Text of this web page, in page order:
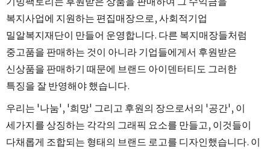
복지사업에 지원하는 편집매장으로, 사회적기업
밀알복지재단이 만들어 운영합니다. 다른 복지매장들처럼
중고품을 판매하는 것이 아니라 기업들에게서 후원받은
신상품을 판매하기 때문에 브랜드 아이덴터티도 그러한
특징을 잘 반영해야 했습니다.
우리는 '나눔', '희망' 그리고 후원의 장으로서의 '공간', 이
세가지를 상징하는 각각의 그래픽 요소를 만들고, 이것들이
다채롭게 조합되는 형태의 브랜드 로고를 디자인했습니다. 이